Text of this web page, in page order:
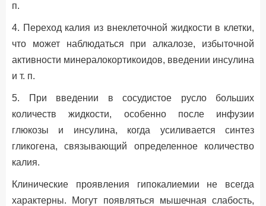
п.
4. Переход калия из внеклеточной жидкости в клетки,
что может наблюдаться при алкалозе, избыточной
активности минералокортикоидов, введении инсулина
и т. п.
5. При введении в сосудистое русло больших
количеств жидкости, особенно после инфузии
глюкозы и инсулина, когда усиливается синтез
гликогена, связывающий определенное количество
калия.
Клинические проявления гипокалиемии не всегда
характерны. Могут появляться мышечная слабость,